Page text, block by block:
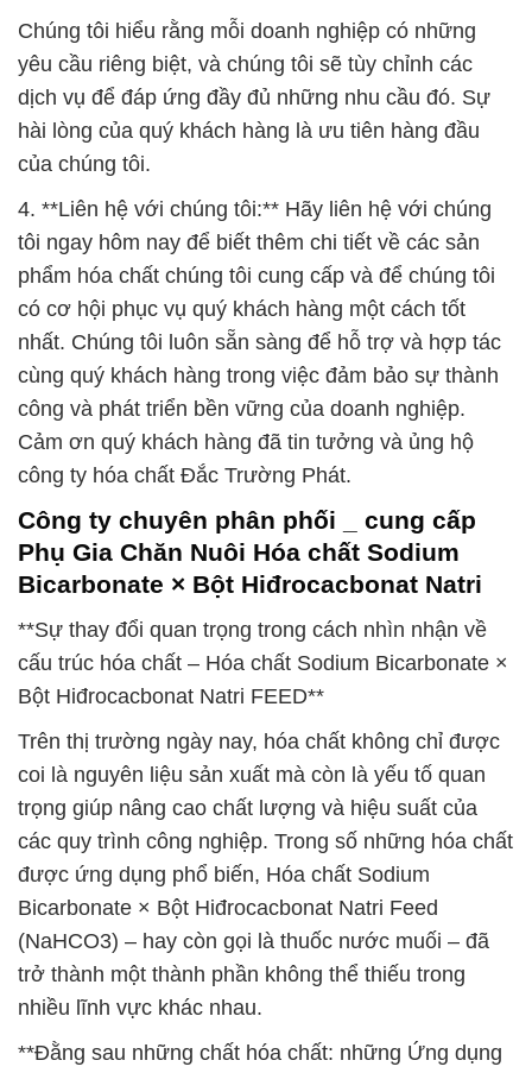
Chúng tôi hiểu rằng mỗi doanh nghiệp có những
yêu cầu riêng biệt, và chúng tôi sẽ tùy chỉnh các
dịch vụ để đáp ứng đầy đủ những nhu cầu đó. Sự
hài lòng của quý khách hàng là ưu tiên hàng đầu
của chúng tôi.
4. **Liên hệ với chúng tôi:** Hãy liên hệ với chúng
tôi ngay hôm nay để biết thêm chi tiết về các sản
phẩm hóa chất chúng tôi cung cấp và để chúng tôi
có cơ hội phục vụ quý khách hàng một cách tốt
nhất. Chúng tôi luôn sẵn sàng để hỗ trợ và hợp tác
cùng quý khách hàng trong việc đảm bảo sự thành
công và phát triển bền vững của doanh nghiệp.
Cảm ơn quý khách hàng đã tin tưởng và ủng hộ
công ty hóa chất Đắc Trường Phát.
Công ty chuyên phân phối _ cung cấp
Phụ Gia Chăn Nuôi Hóa chất Sodium
Bicarbonate × Bột Hiđrocacbonat Natri
**Sự thay đổi quan trọng trong cách nhìn nhận về
cấu trúc hóa chất – Hóa chất Sodium Bicarbonate ×
Bột Hiđrocacbonat Natri FEED**
Trên thị trường ngày nay, hóa chất không chỉ được
coi là nguyên liệu sản xuất mà còn là yếu tố quan
trọng giúp nâng cao chất lượng và hiệu suất của
các quy trình công nghiệp. Trong số những hóa chất
được ứng dụng phổ biến, Hóa chất Sodium
Bicarbonate × Bột Hiđrocacbonat Natri Feed
(NaHCO3) – hay còn gọi là thuốc nước muối – đã
trở thành một thành phần không thể thiếu trong
nhiều lĩnh vực khác nhau.
**Đằng sau những chất hóa chất: những Ứng dụng